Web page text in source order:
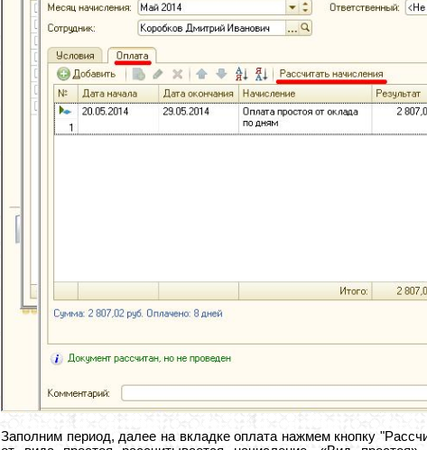
Заполним период, далее на вкладке оплата нажмем кнопку